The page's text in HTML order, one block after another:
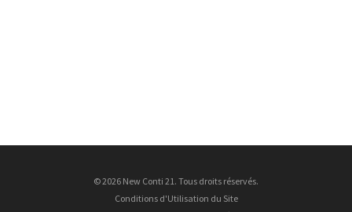
© 2026 New Conti 21. Tous droits réservés.
Conditions d'Utilisation du Site